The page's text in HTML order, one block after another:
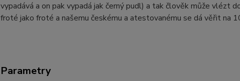
vypadává a on pak vypadá jak černý pudl) a tak člověk může vlézt
froté jako froté a našemu českému a atestovanému se dá věřit na
Parametry